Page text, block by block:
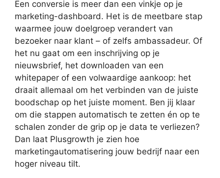
Een conversie is meer dan een vinkje op je
marketing-dashboard. Het is de meetbare stap
waarmee jouw doelgroep verandert van
bezoeker naar klant – of zelfs ambassadeur. Of
het nu gaat om een inschrijving op je
nieuwsbrief, het downloaden van een
whitepaper of een volwaardige aankoop: het
draait allemaal om het verbinden van de juiste
boodschap op het juiste moment. Ben jij klaar
om die stappen automatisch te zetten én op te
schalen zonder de grip op je data te verliezen?
Dan laat Plusgrowth je zien hoe
marketingautomatisering jouw bedrijf naar een
hoger niveau tilt.